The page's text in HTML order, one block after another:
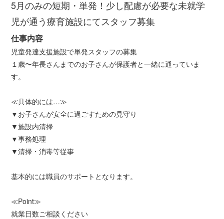
5月のみの短期・単発！少し配慮が必要な未就学
児が通う療育施設にてスタッフ募集
仕事内容
児童発達支援施設で単発スタッフの募集
１歳〜年長さんまでのお子さんが保護者と一緒に通っていま
す。
≪具体的には…≫
▼お子さんが安全に過ごすための見守り
▼施設内清掃
▼事務処理
▼清掃・消毒等従事
基本的には職員のサポートとなります。
≪Point≫
就業日数ご相談ください